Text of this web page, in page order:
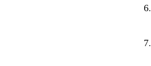
6.
7.